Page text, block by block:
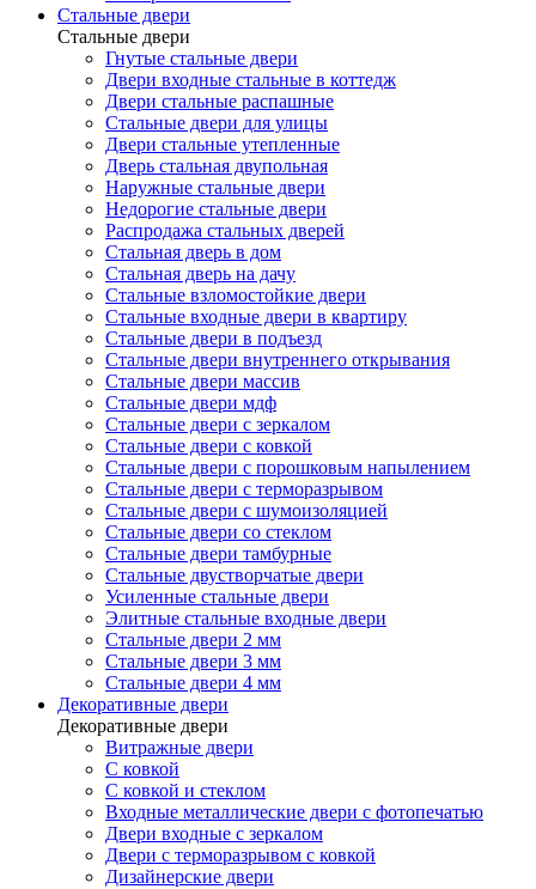
Стальные двери
Стальные двери
Гнутые стальные двери
Двери входные стальные в коттедж
Двери стальные распашные
Стальные двери для улицы
Двери стальные утепленные
Дверь стальная двупольная
Наружные стальные двери
Недорогие стальные двери
Распродажа стальных дверей
Стальная дверь в дом
Стальная дверь на дачу
Стальные взломостойкие двери
Стальные входные двери в квартиру
Стальные двери в подъезд
Стальные двери внутреннего открывания
Стальные двери массив
Стальные двери мдф
Стальные двери с зеркалом
Стальные двери с ковкой
Стальные двери с порошковым напылением
Стальные двери с терморазрывом
Стальные двери с шумоизоляцией
Стальные двери со стеклом
Стальные двери тамбурные
Стальные двустворчатые двери
Усиленные стальные двери
Элитные стальные входные двери
Стальные двери 2 мм
Стальные двери 3 мм
Стальные двери 4 мм
Декоративные двери
Декоративные двери
Витражные двери
С ковкой
С ковкой и стеклом
Входные металлические двери с фотопечатью
Двери входные с зеркалом
Двери с терморазрывом с ковкой
Дизайнерские двери